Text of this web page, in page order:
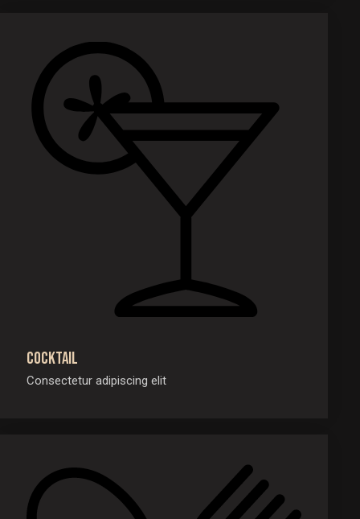
Cocktail
Consectetur adipiscing elit